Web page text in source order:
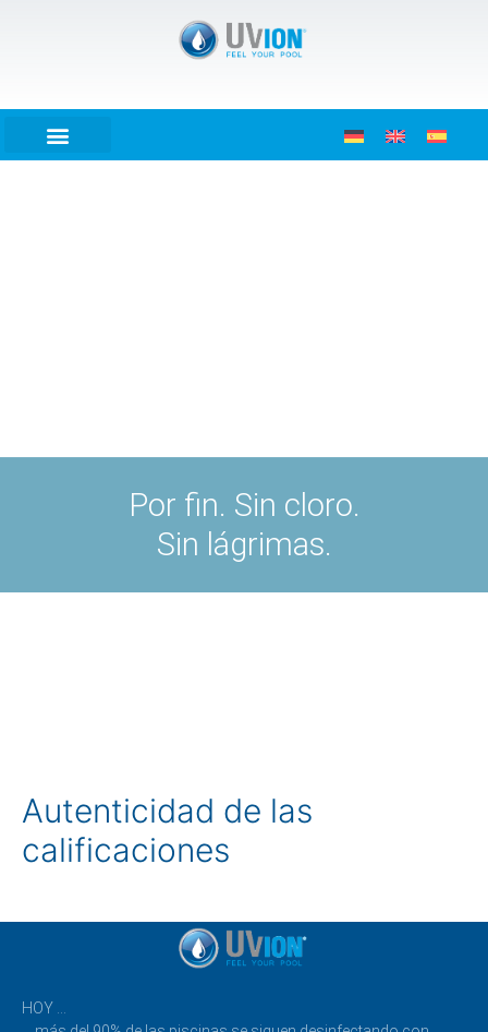
Por fin. Sin cloro.
Sin lágrimas.
Autenticidad de las
calificaciones
HOY …